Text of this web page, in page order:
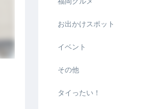
お出かけスポット
イベント
その他
タイったい！